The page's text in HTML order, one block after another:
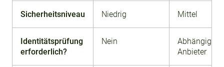
Sicherheitsniveau Niedrig Mittel
Identitätsprüfung
erforderlich?
Nein
Abhängig
Anbieter